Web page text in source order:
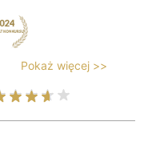
Pokaż więcej >>